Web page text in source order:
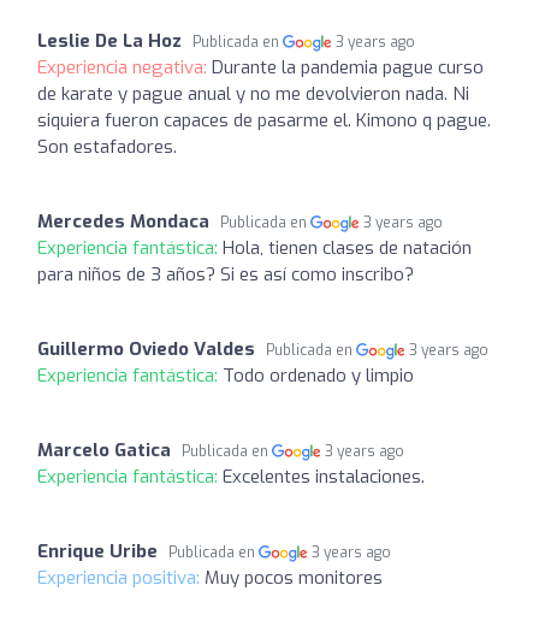
Leslie De La Hoz Publicada en 3 years ago
Experiencia negativa: Durante la pandemia pague curso
de karate y pague anual y no me devolvieron nada. Ni
siquiera fueron capaces de pasarme el. Kimono q pague.
Son estafadores.
Mercedes Mondaca Publicada en 3 years ago
Experiencia fantástica: Hola, tienen clases de natación
para niños de 3 años? Si es así como inscribo?
Guillermo Oviedo Valdes Publicada en 3 years ago
Experiencia fantástica: Todo ordenado y limpio
Marcelo Gatica Publicada en 3 years ago
Experiencia fantástica: Excelentes instalaciones.
Enrique Uribe Publicada en 3 years ago
Experiencia positiva: Muy pocos monitores